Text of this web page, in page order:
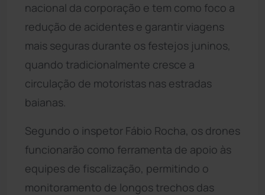
nacional da corporação e tem como foco a
redução de acidentes e garantir viagens
mais seguras durante os festejos juninos,
quando tradicionalmente cresce a
circulação de motoristas nas estradas
baianas.
Segundo o inspetor Fábio Rocha, os drones
funcionarão como ferramenta de apoio às
equipes de fiscalização, permitindo o
monitoramento de longos trechos das